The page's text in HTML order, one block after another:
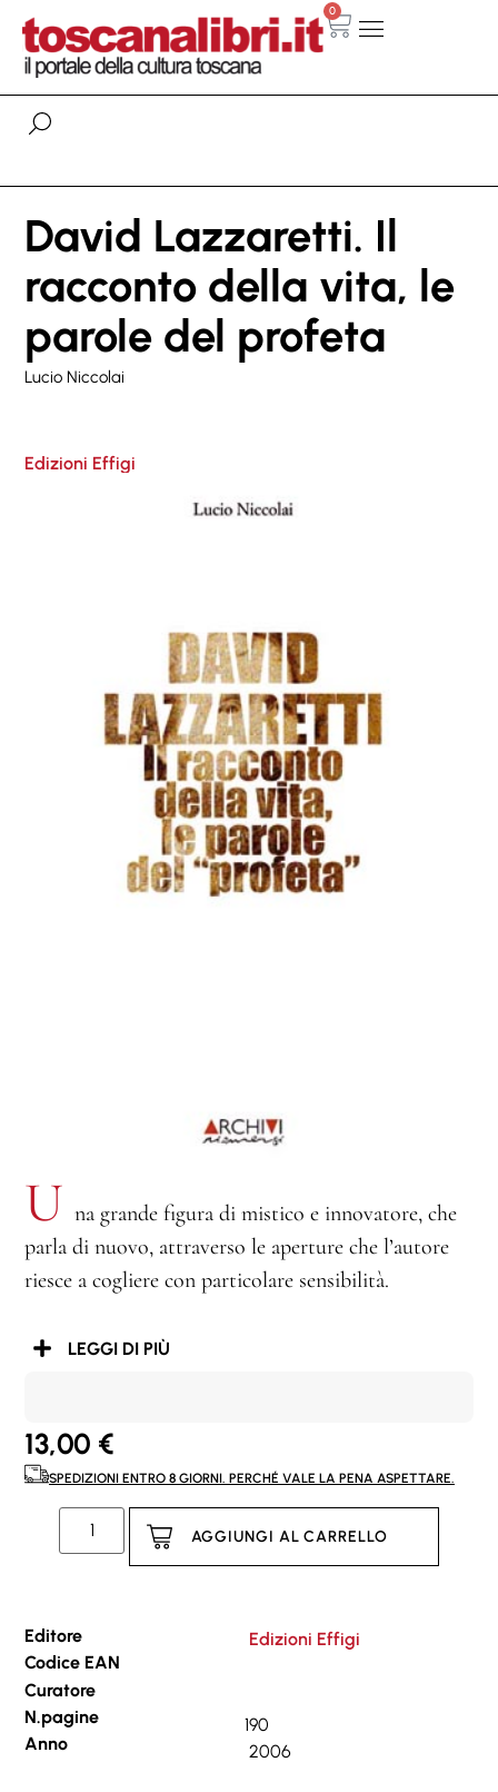
0
David Lazzaretti. Il
racconto della vita, le
parole del profeta
Lucio Niccolai
Edizioni Effigi
U na grande figura di mistico e innovatore, che
parla di nuovo, attraverso le aperture che l’autore
riesce a cogliere con particolare sensibilità.
LEGGI DI PIÙ
13,00 €
SPEDIZIONI ENTRO 8 GIORNI. PERCHÉ VALE LA PENA ASPETTARE.
AGGIUNGI AL CARRELLO
Editore
Edizioni Effigi
Codice EAN
Curatore
N.pagine
190
Anno
2006